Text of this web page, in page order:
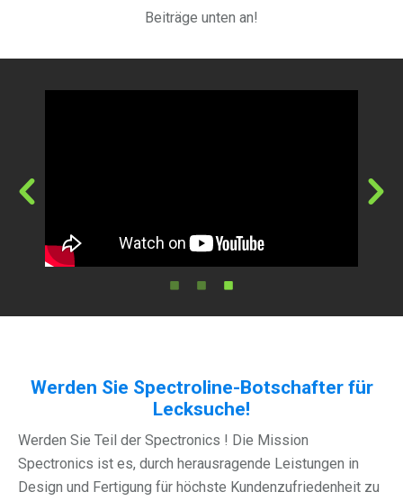
Beiträge unten an!
Werden Sie Spectroline-Botschafter für
Lecksuche!
Werden Sie Teil der Spectronics ! Die Mission
Spectronics ist es, durch herausragende Leistungen in
Design und Fertigung für höchste Kundenzufriedenheit zu